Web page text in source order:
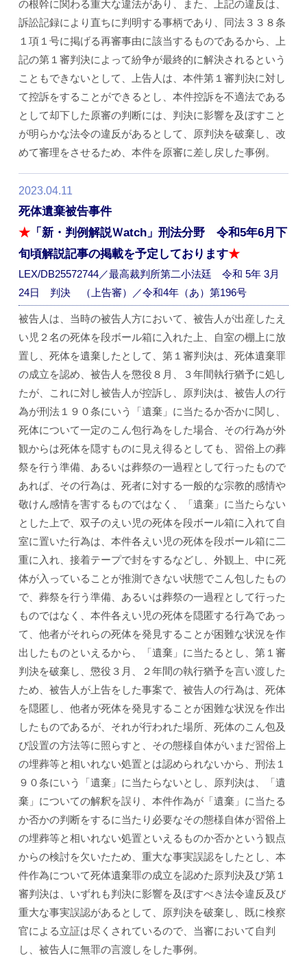
の根幹に関わる重大な違法があり、また、上記の違反は、
訴訟記録により直ちに判明する事柄であり、同法３３８条
１項１号に掲げる再審事由に該当するものであるから、上
記の第１審判決によって紛争が最終的に解決されるという
こともできないとして、上告人は、本件第１審判決に対し
て控訴をすることができるとし、本件控訴を不適法である
として却下した原審の判断には、判決に影響を及ぼすこと
が明らかな法令の違反があるとして、原判決を破棄し、改
めて審理をさせるため、本件を原審に差し戻した事例。
2023.04.11
死体遺棄被告事件
★ 「新・判例解説Ｗatch」刑法分野 令和5年6月下
旬頃解説記事の掲載を予定しております★
LEX/DB25572744／最高裁判所第二小法廷 令和 5年 3月
24日 判決 （上告審）／令和4年（あ）第196号
被告人は、当時の被告人方において、被告人が出産したえ
い児２名の死体を段ボール箱に入れた上、自室の棚上に放
置し、死体を遺棄したとして、第１審判決は、死体遺棄罪
の成立を認め、被告人を懲役８月、３年間執行猶予に処し
たが、これに対し被告人が控訴し、原判決は、被告人の行
為が刑法１９０条にいう「遺棄」に当たるか否かに関し、
死体について一定のこん包行為をした場合、その行為が外
観からは死体を隠すものに見え得るとしても、習俗上の葬
祭を行う準備、あるいは葬祭の一過程として行ったもので
あれば、その行為は、死者に対する一般的な宗教的感情や
敬けん感情を害するものではなく、「遺棄」に当たらない
とした上で、双子のえい児の死体を段ボール箱に入れて自
室に置いた行為は、本件各えい児の死体を段ボール箱に二
重に入れ、接着テープで封をするなどし、外観上、中に死
体が入っていることが推測できない状態でこん包したもの
で、葬祭を行う準備、あるいは葬祭の一過程として行った
ものではなく、本件各えい児の死体を隠匿する行為であっ
て、他者がそれらの死体を発見することが困難な状況を作
出したものといえるから、「遺棄」に当たるとし、第１審
判決を破棄し、懲役３月、２年間の執行猶予を言い渡した
ため、被告人が上告をした事案で、被告人の行為は、死体
を隠匿し、他者が死体を発見することが困難な状況を作出
したものであるが、それが行われた場所、死体のこん包及
び設置の方法等に照らすと、その態様自体がいまだ習俗上
の埋葬等と相いれない処置とは認められないから、刑法１
９０条にいう「遺棄」に当たらないとし、原判決は、「遺
棄」についての解釈を誤り、本件作為が「遺棄」に当たる
か否かの判断をするに当たり必要なその態様自体が習俗上
の埋葬等と相いれない処置といえるものか否かという観点
からの検討を欠いたため、重大な事実誤認をしたとし、本
件作為について死体遺棄罪の成立を認めた原判決及び第１
審判決は、いずれも判決に影響を及ぼすべき法令違反及び
重大な事実誤認があるとして、原判決を破棄し、既に検察
官による立証は尽くされているので、当審において自判
し、被告人に無罪の言渡しをした事例。